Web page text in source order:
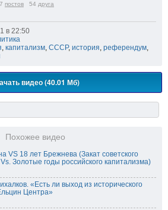
постов 54 друга
в 22:50
, капитализм, СССР, история, референдум,
видео (40.01 Мб)
Похожее видео
VS 18 лет Брежнева (Закат советского
Золотые годы российского капитализма)
«Есть ли выход из исторического
Центра»